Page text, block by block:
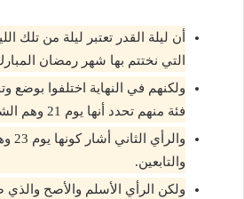
أن ليلة القدر تعتبر ليلة من تلك
التي نختتم بها شهر رمضان
ولكنهم في النهاية اختلفوا بوضع
فئة منهم تحدد أنها يوم 21 وهم الشافعية.
والتابعين.
ولكن الرأي الأسلم والأصح والذي